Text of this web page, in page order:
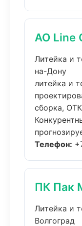
АО Line
Литейка и
на-Дону
литейка и
сборка,
Телефон:
ПК Пак
Литейка и
Волгоград